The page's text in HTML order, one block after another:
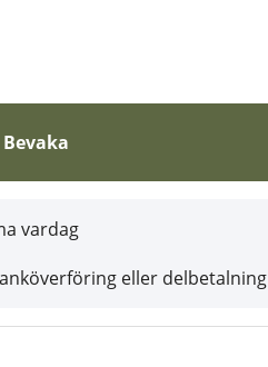
Bevaka
vardag
eller delbetalning